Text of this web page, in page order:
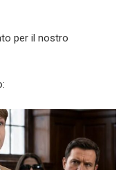
per il nostro